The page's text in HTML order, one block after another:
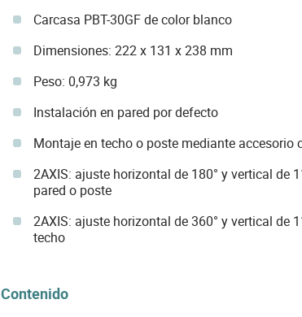
Carcasa PBT-30GF de color blanco
Dimensiones: 222 x 131 x 238 mm
Peso: 0,973 kg
Instalación en pared por defecto
Montaje en techo o poste mediante accesorio
2AXIS: ajuste horizontal de 180° y vertical de
pared o poste
2AXIS: ajuste horizontal de 360° y vertical de
techo
Contenido